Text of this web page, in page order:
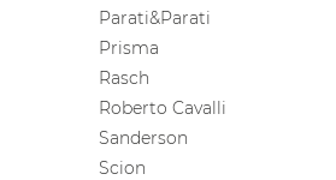
Parati&Parati
Prisma
Rasch
Roberto Cavalli
Sanderson
Scion